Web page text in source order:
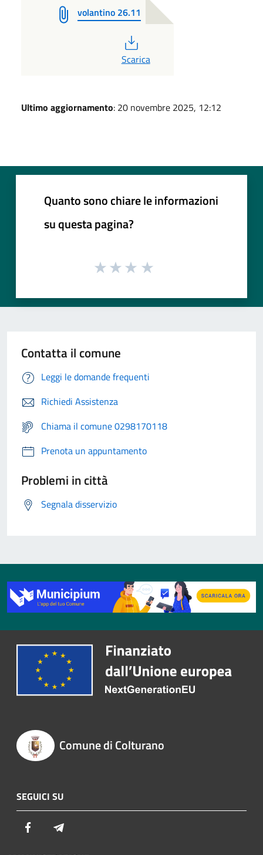
volantino 26.11
PDF
Scarica
Ultimo aggiornamento: 20 novembre 2025, 12:12
Quanto sono chiare le informazioni
su questa pagina?
Contatta il comune
Leggi le domande frequenti
Richiedi Assistenza
Chiama il comune 0298170118
Prenota un appuntamento
Problemi in città
Segnala disservizio
Comune di Colturano
SEGUICI SU
Facebook